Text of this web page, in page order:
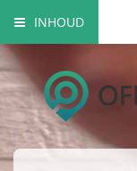
INHOUD
Mogelijke gevel
Verfsoorten
Hoe gaat een